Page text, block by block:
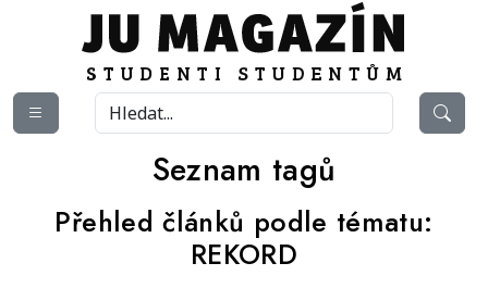
Seznam tagů
Přehled článků podle tématu:
REKORD